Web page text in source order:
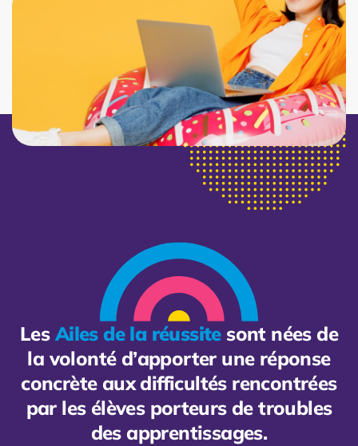
LesAiles de la réussitesont nées de
la volonté d’apporter une réponse
concrète aux difficultés rencontrées
par les élèves porteurs de troubles
des apprentissages.